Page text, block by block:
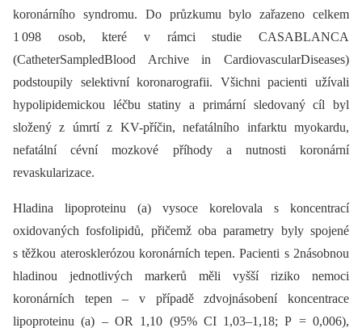
koronárního syndromu. Do průzkumu bylo zařazeno celkem
1 098 osob, které v rámci studie CASABLANCA
(CatheterSampledBlood Archive in CardiovascularDiseases)
podstoupily selektivní koronarografii. Všichni pacienti užívali
hypolipidemickou léčbu statiny a primární sledovaný cíl byl
složený z úmrtí z KV-příčin, nefatálního infarktu myokardu,
nefatální cévní mozkové příhody a nutnosti koronární
revaskularizace.
Hladina lipoproteinu (a) vysoce korelovala s koncentrací
oxidovaných fosfolipidů, přičemž oba parametry byly spojené
s těžkou aterosklerózou koronárních tepen. Pacienti s 2násobnou
hladinou jednotlivých markerů měli vyšší riziko nemoci
koronárních tepen –⁠ v případě zdvojnásobení koncentrace
lipoproteinu (a) –⁠ OR 1,10 (95% CI 1,03–1,18; P = 0,006),